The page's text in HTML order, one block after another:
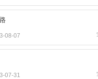
08-07
07-31